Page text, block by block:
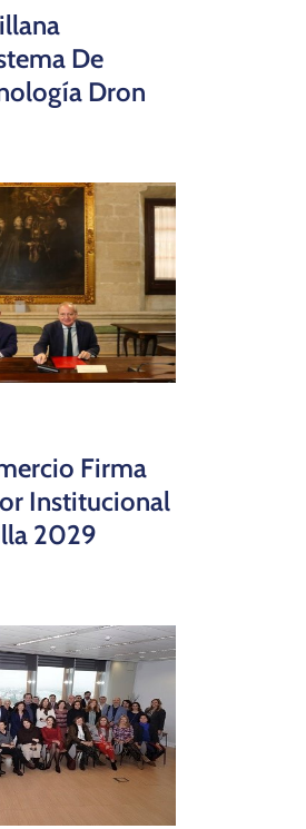
De
Dron
Firma
Institucional
2029